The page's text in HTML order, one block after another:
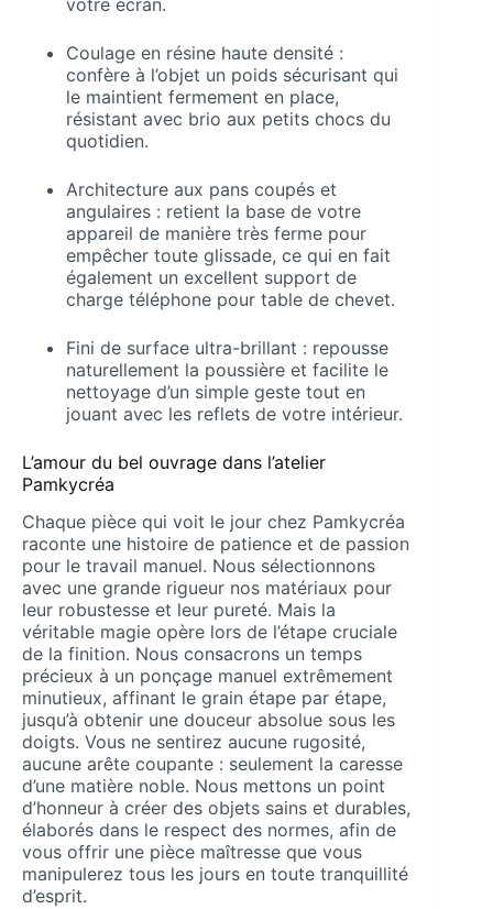
Coulage en résine haute densité :
confère à l’objet un poids sécurisant qui
le maintient fermement en place,
résistant avec brio aux petits chocs du
quotidien.
Architecture aux pans coupés et
angulaires : retient la base de votre
appareil de manière très ferme pour
empêcher toute glissade, ce qui en fait
également un excellent support de
charge téléphone pour table de chevet.
Fini de surface ultra-brillant : repousse
naturellement la poussière et facilite le
nettoyage d’un simple geste tout en
jouant avec les reflets de votre intérieur.
L’amour du bel ouvrage dans l’atelier
Pamkycréa
Chaque pièce qui voit le jour chez Pamkycréa
raconte une histoire de patience et de passion
pour le travail manuel. Nous sélectionnons
avec une grande rigueur nos matériaux pour
leur robustesse et leur pureté. Mais la
véritable magie opère lors de l’étape cruciale
de la finition. Nous consacrons un temps
précieux à un ponçage manuel extrêmement
minutieux, affinant le grain étape par étape,
jusqu’à obtenir une douceur absolue sous les
doigts. Vous ne sentirez aucune rugosité,
aucune arête coupante : seulement la caresse
d’une matière noble. Nous mettons un point
d’honneur à créer des objets sains et durables,
élaborés dans le respect des normes, afin de
vous offrir une pièce maîtresse que vous
manipulerez tous les jours en toute tranquillité
d’esprit.